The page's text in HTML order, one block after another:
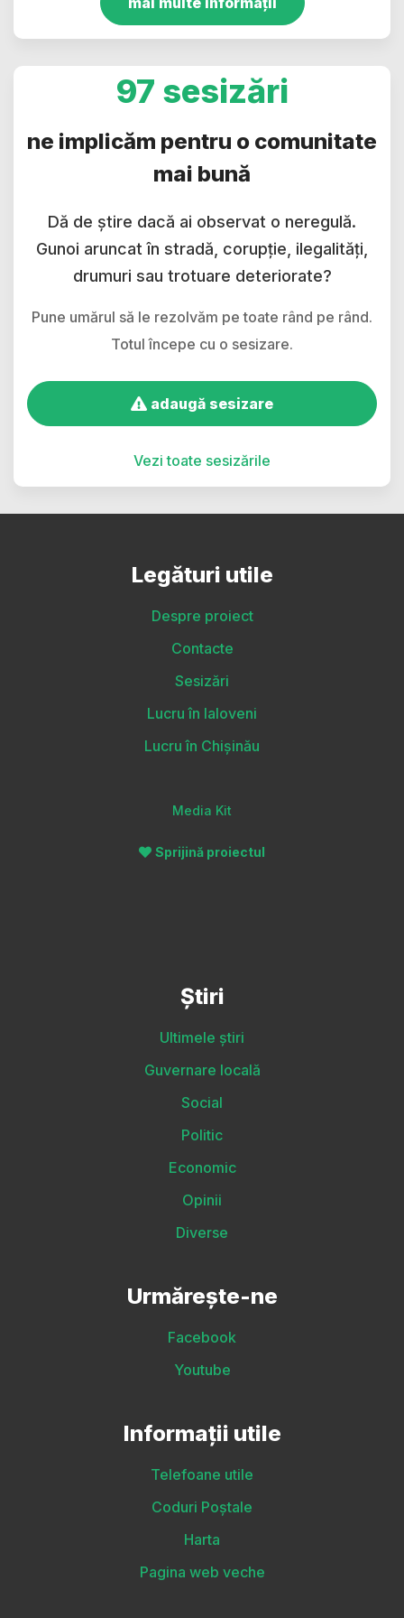
97 sesizări
ne implicăm pentru o comunitate
mai bună
Dă de știre dacă ai observat o neregulă.
Gunoi aruncat în stradă, corupție, ilegalități,
drumuri sau trotuare deteriorate?
Pune umărul să le rezolvăm pe toate rând pe rând.
Totul începe cu o sesizare.
adaugă sesizare
Vezi toate sesizările
Legături utile
Despre proiect
Contacte
Sesizări
Lucru în Ialoveni
Lucru în Chișinău
Media Kit
Sprijină proiectul
Știri
Ultimele știri
Guvernare locală
Social
Politic
Economic
Opinii
Diverse
Urmărește-ne
Facebook
Youtube
Informații utile
Telefoane utile
Coduri Poștale
Harta
Pagina web veche